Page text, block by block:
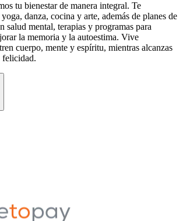
tu bienestar de manera integral. Te
danza, cocina y arte, además de planes de
salud mental, terapias y programas para
la memoria y la autoestima. Vive
cuerpo, mente y espíritu, mientras alcanzas
felicidad.